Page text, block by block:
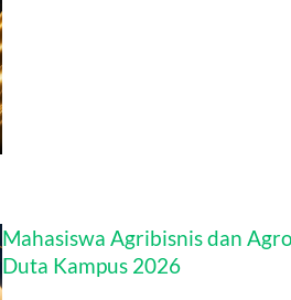
Mahasiswa Agribisnis dan
Duta Kampus 2026